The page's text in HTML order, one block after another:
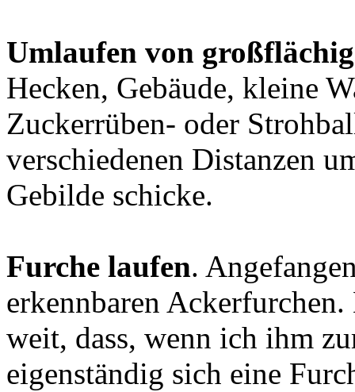
Umlaufen von
Hecken, Gebäude, kleine
Zuckerrüben- oder
verschiedenen Distanzen
Gebilde schicke.
Furche laufen.
erkennbaren
weit, dass, wenn ich ihm
eigenständig sich eine